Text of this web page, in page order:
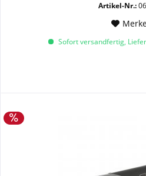
Artikel-Nr.:
Sofort versandfertig,